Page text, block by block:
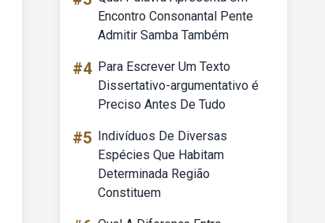
Encontro Consonantal Pente
Admitir Samba Também
#4 Para Escrever Um Texto
Dissertativo-argumentativo é
Preciso Antes De Tudo
#5 Indivíduos De Diversas
Espécies Que Habitam
Determinada Região
Constituem